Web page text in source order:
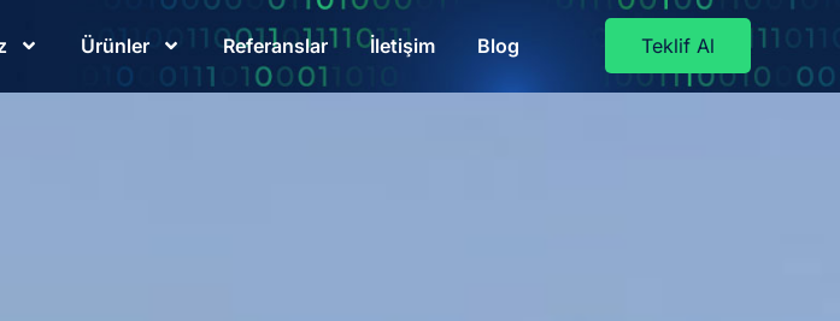
Ürünler Referanslar İletişim Blog Teklif Al